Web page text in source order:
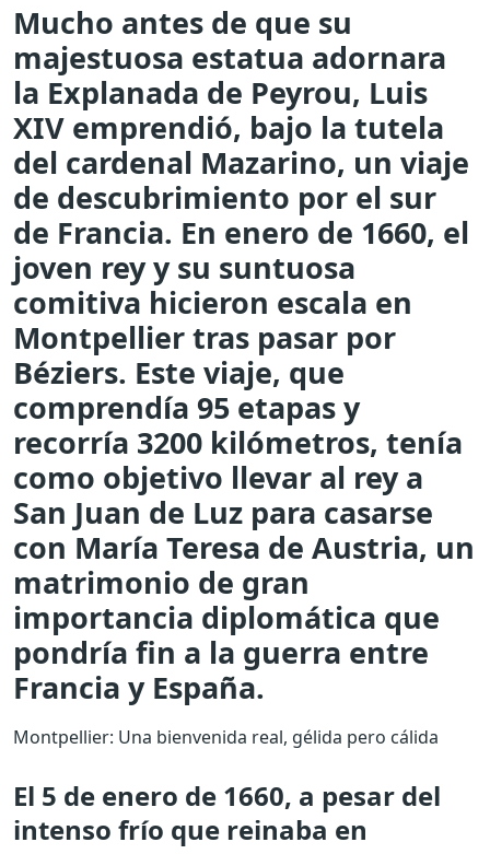
Mucho antes de que su
majestuosa estatua adornara
la Explanada de Peyrou, Luis
XIV emprendió, bajo la tutela
del cardenal Mazarino, un viaje
de descubrimiento por el sur
de Francia. En enero de 1660, el
joven rey y su suntuosa
comitiva hicieron escala en
Montpellier tras pasar por
Béziers. Este viaje, que
comprendía 95 etapas y
recorría 3200 kilómetros, tenía
como objetivo llevar al rey a
San Juan de Luz para casarse
con María Teresa de Austria, un
matrimonio de gran
importancia diplomática que
pondría fin a la guerra entre
Francia y España.
Montpellier: Una bienvenida real, gélida pero cálida
El 5 de enero de 1660, a pesar del
intenso frío que reinaba en